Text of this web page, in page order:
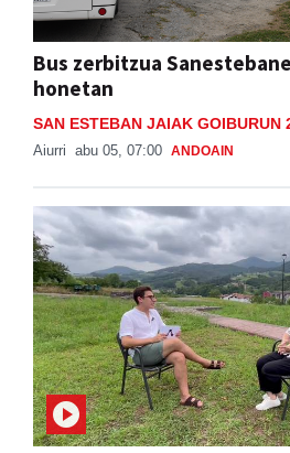
Bus zerbitzua
honetan
SAN ESTEBAN JAIAK GOIBURUN
Aiurri abu 05, 07:00 ANDOAIN